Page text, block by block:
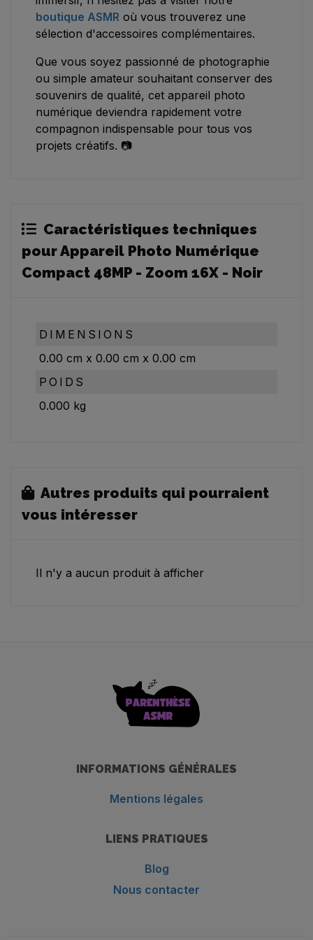
boutique ASMR où vous trouverez une
sélection d'accessoires complémentaires.
Que vous soyez passionné de photographie
ou simple amateur souhaitant conserver des
souvenirs de qualité, cet appareil photo
numérique deviendra rapidement votre
compagnon indispensable pour tous vos
projets créatifs. 📷
Caractéristiques techniques
pour Appareil Photo Numérique
Compact 48MP - Zoom 16X - Noir
DIMENSIONS
0.00 cm x 0.00 cm x 0.00 cm
POIDS
0.000 kg
Autres produits qui pourraient
vous intéresser
Il n'y a aucun produit à afficher
INFORMATIONS GÉNÉRALES
Mentions légales
LIENS PRATIQUES
Blog
Nous contacter